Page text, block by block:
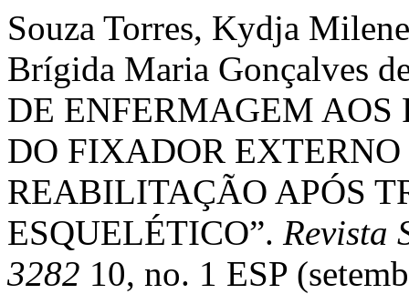
Souza Torres, Kydja
Brígida Maria Gonçalves
DE ENFERMAGEM AOS
DO FIXADOR
REABILITAÇÃO APÓS
ESQUELÉTICO”. Revista
3282 10, no. 1 ESP